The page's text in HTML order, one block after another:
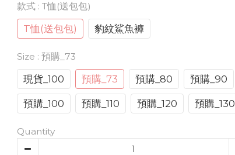
款式 : T恤(送包包)
T恤(送包包) 豹紋鯊魚褲
Size : 預購_73
現貨_100 預購_73 預購_80 預購_90
預購_100 預購_110 預購_120 預購_130
Quantity